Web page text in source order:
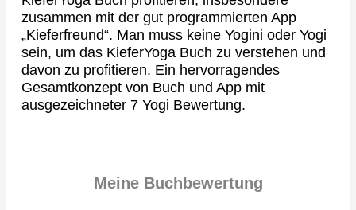
zusammen mit der gut programmierten App
„Kieferfreund“. Man muss keine Yogini oder Yogi
sein, um das KieferYoga Buch zu verstehen und
davon zu profitieren. Ein hervorragendes
Gesamtkonzept von Buch und App mit
ausgezeichneter 7 Yogi Bewertung.
Meine Buchbewertung